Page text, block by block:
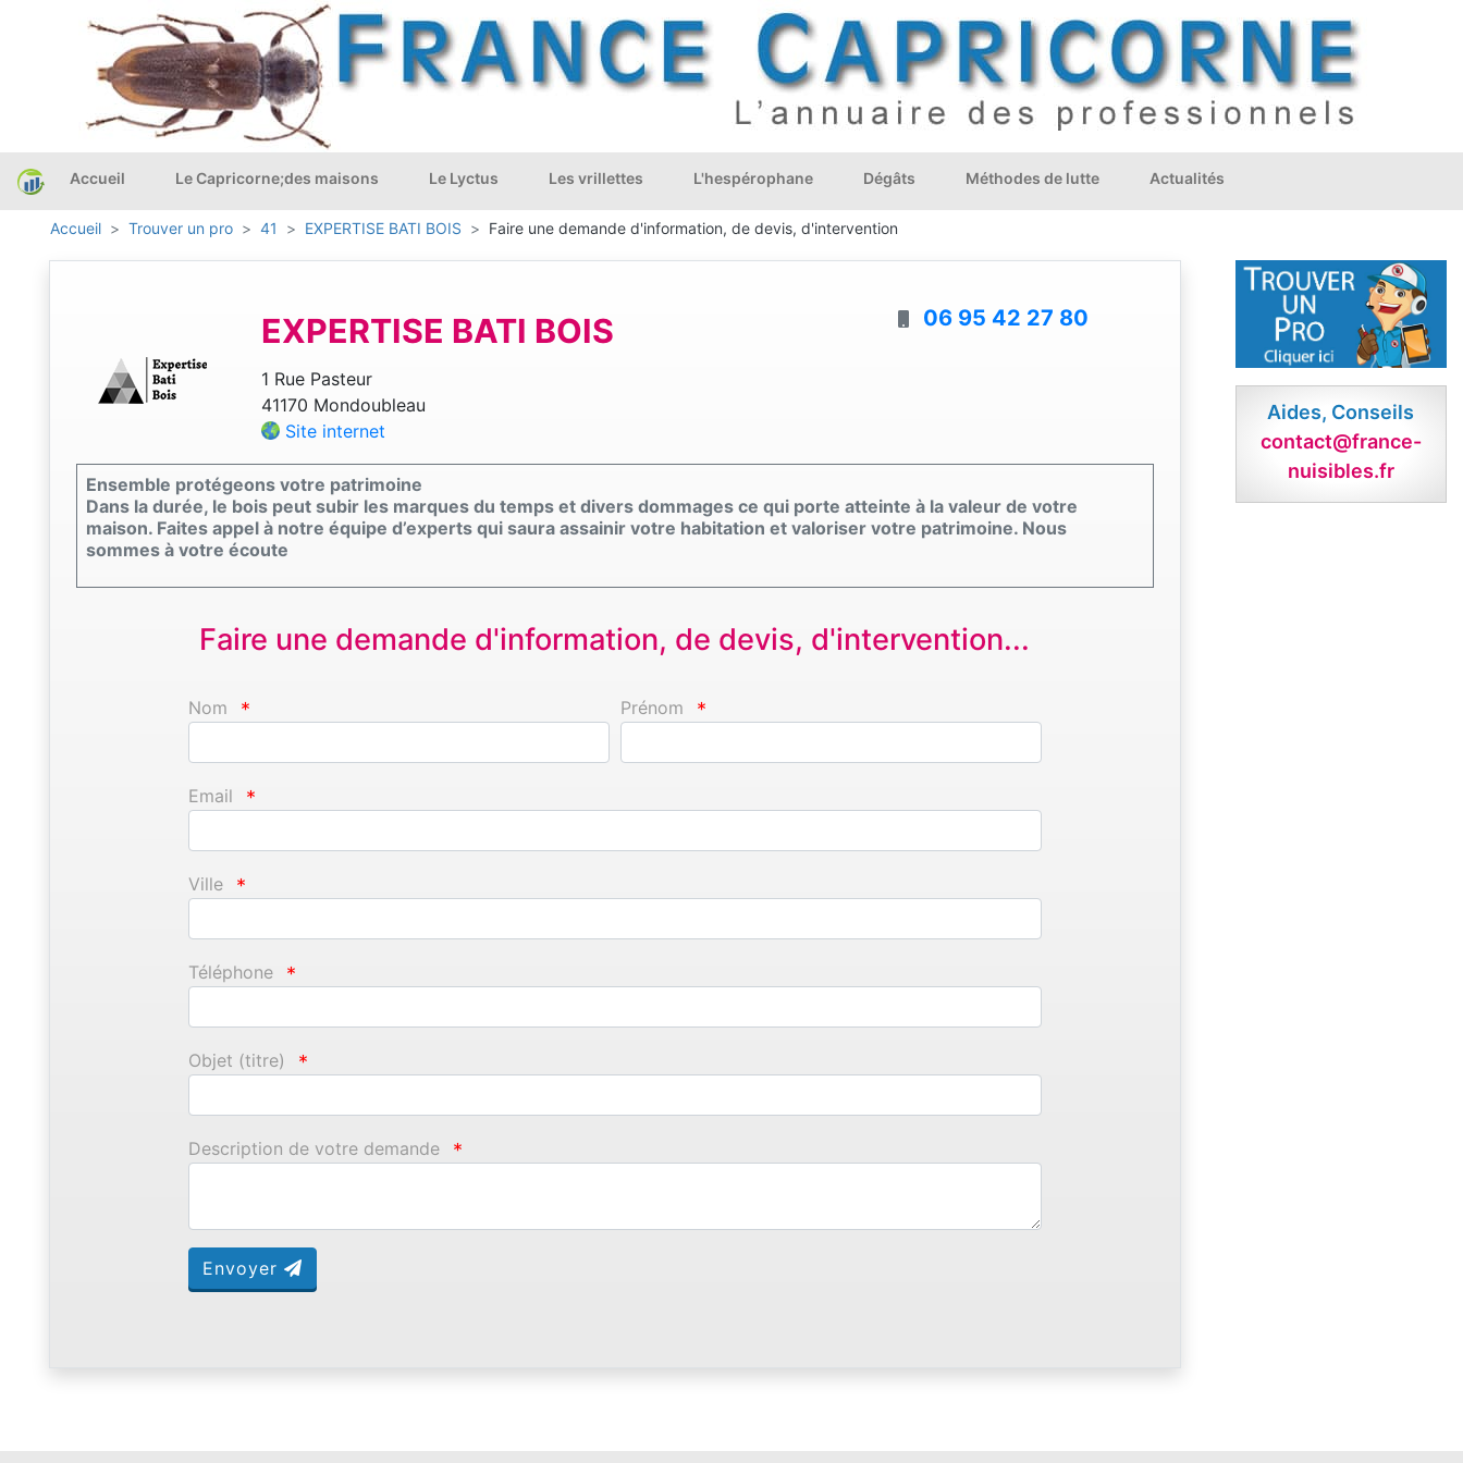
Accueil Le Capricorne;des maisons Le Lyctus Les vrillettes L'hespérophane Dégâts Méthodes de lutte Actualités
Accueil Trouver un pro 41 EXPERTISE BATI BOIS Faire une demande d'information, de devis, d'intervention
EXPERTISE BATI BOIS
1 Rue Pasteur
41170 Mondoubleau
Site internet
06 95 42 27 80
Ensemble protégeons votre patrimoine
Dans la durée, le bois peut subir les marques du temps et divers dommages ce qui porte atteinte à la valeur de votre
maison. Faites appel à notre équipe d’experts qui saura assainir votre habitation et valoriser votre patrimoine. Nous
sommes à votre écoute
Faire une demande d'information, de devis, d'intervention...
Nom * Prénom *
Email *
Ville *
Téléphone *
Objet (titre) *
Description de votre demande *
Envoyer
Aides, Conseils
contact@france-
nuisibles.fr